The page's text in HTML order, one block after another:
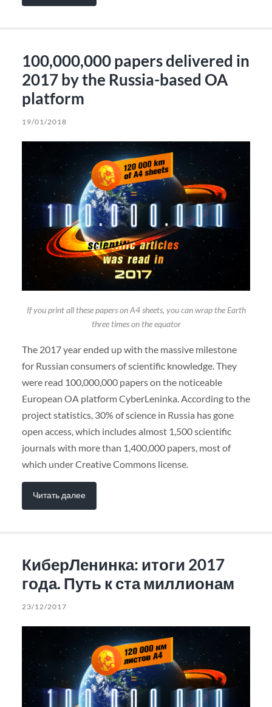
100,000,000 papers delivered in
2017 by the Russia-based OA
platform
19/01/2018
If you print all these papers on A4 sheets, you can wrap the Earth
three times on the equator
The 2017 year ended up with the massive milestone
for Russian consumers of scientific knowledge. They
were read 100,000,000 papers on the noticeable
European OA platform CyberLeninka. According to the
project statistics, 30% of science in Russia has gone
open access, which includes almost 1,500 scientific
journals with more than 1,400,000 papers, most of
which under Creative Commons license.
Читать далее
КиберЛенинка: итоги 2017
года. Путь к ста миллионам
23/12/2017